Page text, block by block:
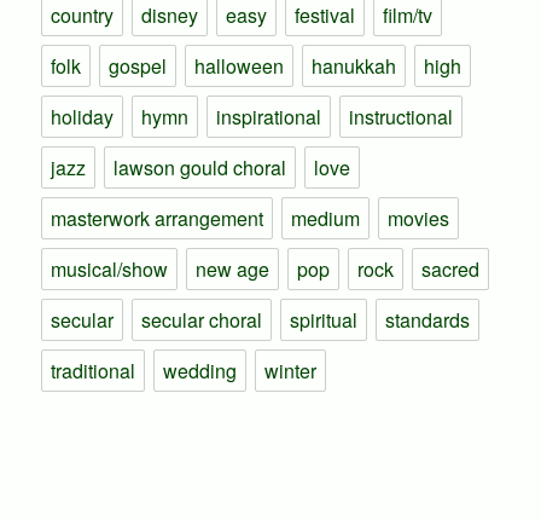
country
disney easy festival
film/tv
folk
gospel halloween hanukkah
high
holiday
hymn inspirational
instructional
jazz
lawson gould choral
love
masterwork arrangement
medium
movies
musical/show
new age pop rock
sacred
secular
secular choral spiritual
standards
traditional
wedding winter